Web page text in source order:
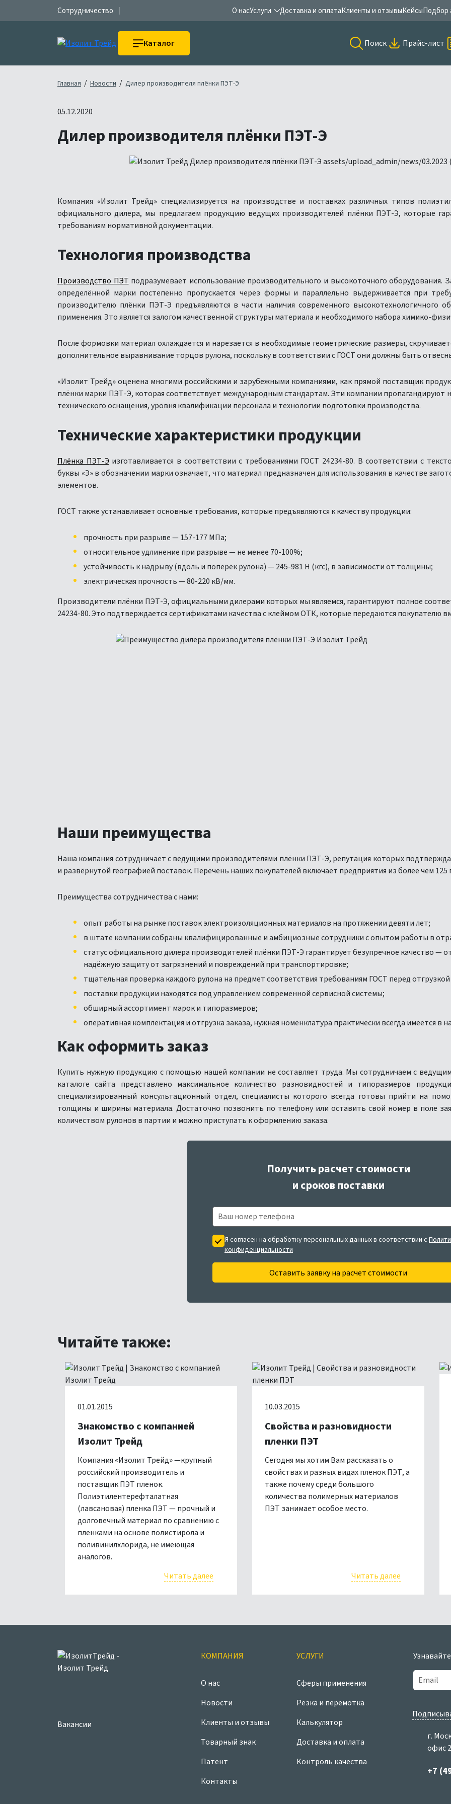
Сотрудничество О насУслуги Доставка и оплатаКлиенты и отзывыКейсыПодбор
Каталог Поиск Прайс-лист
Главная / Новости / Дилер производителя плёнки ПЭТ-Э
05.12.2020
Дилер производителя плёнки ПЭТ-Э
Компания «Изолит Трейд» специализируется на производстве и поставках различных типов
официального дилера, мы предлагаем продукцию ведущих производителей плёнки ПЭТ-Э, которые
требованиям нормативной документации.
Технология производства
Производство ПЭТ подразумевает использование производительного и высокоточного оборудования.
определённой марки постепенно пропускается через формы и параллельно выдерживается при
производителю плёнки ПЭТ-Э предъявляются в части наличия современного высокотехнологичного
применения. Это является залогом качественной структуры материала и необходимого набора химико-
После формовки материал охлаждается и нарезается в необходимые геометрические размеры,
дополнительное выравнивание торцов рулона, поскольку в соответствии с ГОСТ они должны быть
«Изолит Трейд» оценена многими российскими и зарубежными компаниями, как прямой поставщик
плёнки марки ПЭТ-Э, которая соответствует международным стандартам. Эти компании пропагандируют
технического оснащения, уровня квалификации персонала и технологии подготовки производства.
Технические характеристики продукции
Плёнка ПЭТ-Э изготавливается в соответствии с требованиями ГОСТ 24234-80. В соответствии с
буквы «Э» в обозначении марки означает, что материал предназначен для использования в качестве
элементов.
ГОСТ также устанавливает основные требования, которые предъявляются к качеству продукции:
прочность при разрыве — 157-177 МПа;
относительное удлинение при разрыве — не менее 70-100%;
устойчивость к надрыву (вдоль и поперёк рулона) — 245-981 Н (кгс), в зависимости от толщины;
электрическая прочность — 80-220 кВ/мм.
Производители плёнки ПЭТ-Э, официальными дилерами которых мы являемся, гарантируют полное
24234-80. Это подтверждается сертификатами качества с клеймом ОТК, которые передаются покупателю
Наши преимущества
Наша компания сотрудничает с ведущими производителями плёнки ПЭТ-Э, репутация которых
и развёрнутой географией поставок. Перечень наших покупателей включает предприятия из более чем
Преимущества сотрудничества с нами:
опыт работы на рынке поставок электроизоляционных материалов на протяжении девяти лет;
в штате компании собраны квалифицированные и амбициозные сотрудники с опытом работы в
статус официального дилера производителей плёнки ПЭТ-Э гарантирует безупречное качество —
надёжную защиту от загрязнений и повреждений при транспортировке;
тщательная проверка каждого рулона на предмет соответствия требованиям ГОСТ перед отгрузкой
поставки продукции находятся под управлением современной сервисной системы;
обширный ассортимент марок и типоразмеров;
оперативная комплектация и отгрузка заказа, нужная номенклатура практически всегда имеется в
Как оформить заказ
Купить нужную продукцию с помощью нашей компании не составляет труда. Мы сотрудничаем с
каталоге сайта представлено максимальное количество разновидностей и типоразмеров
специализированный консультационный отдел, специалисты которого всегда готовы прийти на
толщины и ширины материала. Достаточно позвонить по телефону или оставить свой номер в поле
количеством рулонов в партии и можно приступать к оформлению заказа.
Получить расчет стоимости
и сроков поставки
Я согласен на обработку персональных данных в соответствии с
конфиденциальности
Оставить заявкуна расчет стоимости
Читайте также:
01.01.2015
Знакомство с компанией
Изолит Трейд
Компания «Изолит Трейд» —крупный
российский производитель и
поставщик ПЭТ пленок.
Полиэтилентерефталатная
(лавсановая) пленка ПЭТ — прочный и
долговечный материал по сравнению с
пленками на основе полистирола и
поливинилхлорида, не имеющая
аналогов.
Читать далее
10.03.2015
Свойства и разновидности
пленки ПЭТ
Сегодня мы хотим Вам рассказать о
свойствах и разных видах пленок ПЭТ, а
также почему среди большого
количества полимерных материалов
ПЭТ занимает особое место.
Читать далее
Вакансии
КОМПАНИЯ
О нас
Новости
Клиенты и отзывы
Товарный знак
Патент
Контакты
УСЛУГИ
Сферы применения
Резка и перемотка
Калькулятор
Доставка и оплата
Контроль качества
г.
офис
+7